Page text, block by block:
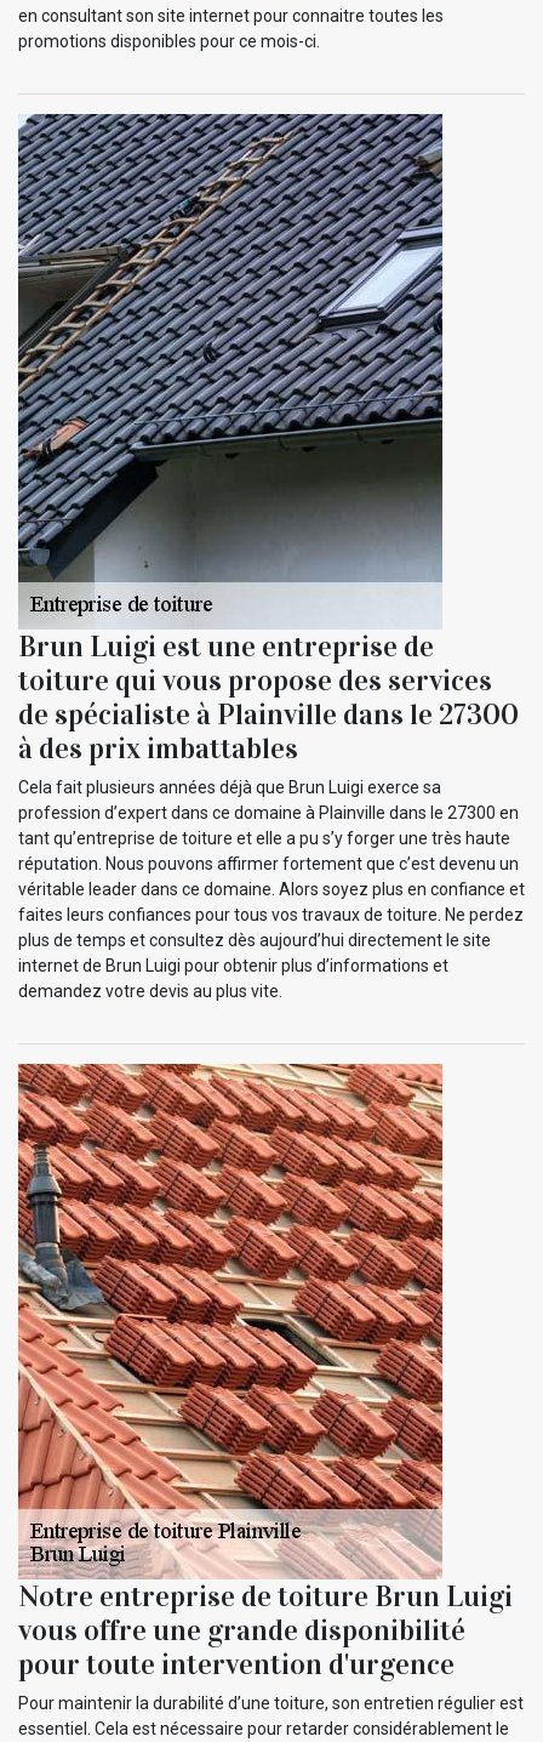
en consultant son site internet pour connaitre toutes les
promotions disponibles pour ce mois-ci.
Brun Luigi est une entreprise de
toiture qui vous propose des services
de spécialiste à Plainville dans le 27300
à des prix imbattables
Cela fait plusieurs années déjà que Brun Luigi exerce sa
profession d’expert dans ce domaine à Plainville dans le 27300 en
tant qu’entreprise de toiture et elle a pu s’y forger une très haute
réputation. Nous pouvons affirmer fortement que c’est devenu un
véritable leader dans ce domaine. Alors soyez plus en confiance et
faites leurs confiances pour tous vos travaux de toiture. Ne perdez
plus de temps et consultez dès aujourd’hui directement le site
internet de Brun Luigi pour obtenir plus d’informations et
demandez votre devis au plus vite.
Notre entreprise de toiture Brun Luigi
vous offre une grande disponibilité
pour toute intervention d'urgence
Pour maintenir la durabilité d’une toiture, son entretien régulier est
essentiel. Cela est nécessaire pour retarder considérablement le